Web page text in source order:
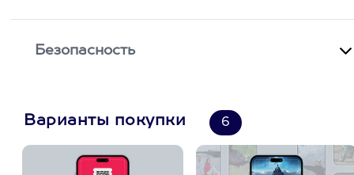
Безопасность
Варианты покупки 6